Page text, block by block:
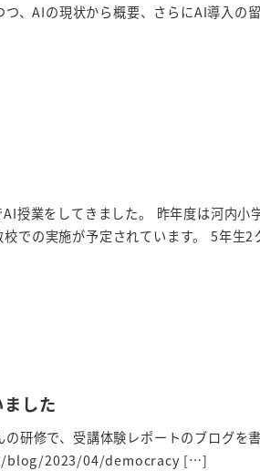
AIの現状から概要、さらにAI導入の
授業をしてきました。 昨年度は河内小
での実施が予定されています。 5年生2
した
研修で、受講体験レポートのブログを
blog/2023/04/democracy […]